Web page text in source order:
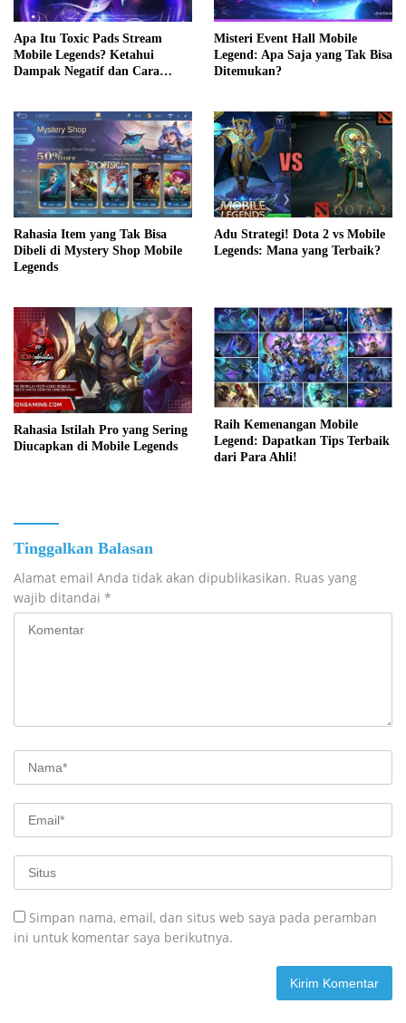
Apa Itu Toxic Pads Stream
Mobile Legends? Ketahui
Dampak Negatif dan Cara
Misteri Event Hall Mobile
Legend: Apa Saja yang Tak Bisa
Ditemukan?
Rahasia Item yang Tak Bisa
Dibeli di Mystery Shop Mobile
Legends
Adu Strategi! Dota 2 vs Mobile
Legends: Mana yang Terbaik?
Rahasia Istilah Pro yang Sering
Diucapkan di Mobile Legends
Raih Kemenangan Mobile
Legend: Dapatkan Tips Terbaik
dari Para Ahli!
Tinggalkan Balasan
Alamat email Anda tidak akan dipublikasikan. Ruas yang
wajib ditandai *
Simpan nama, email, dan situs web saya pada peramban
ini untuk komentar saya berikutnya.